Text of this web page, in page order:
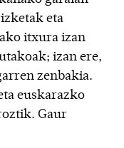
eta
itxura izan
izan ere,
zenbakia.
euskarazko
Gaur